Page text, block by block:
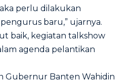
perlu dilakukan
baru,” ujarnya.
baik, kegiatan talkshow
agenda pelantikan
Gubernur Banten Wahidin